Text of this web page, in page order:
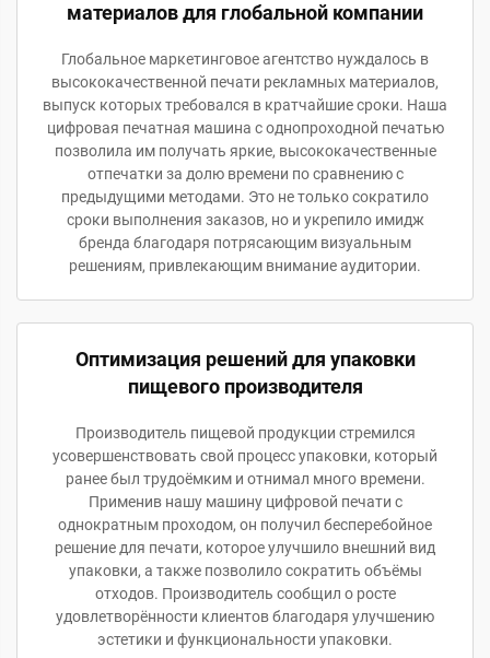
материалов для глобальной компании
Глобальное маркетинговое агентство нуждалось в
высококачественной печати рекламных материалов,
выпуск которых требовался в кратчайшие сроки. Наша
цифровая печатная машина с однопроходной печатью
позволила им получать яркие, высококачественные
отпечатки за долю времени по сравнению с
предыдущими методами. Это не только сократило
сроки выполнения заказов, но и укрепило имидж
бренда благодаря потрясающим визуальным
решениям, привлекающим внимание аудитории.
Оптимизация решений для упаковки
пищевого производителя
Производитель пищевой продукции стремился
усовершенствовать свой процесс упаковки, который
ранее был трудоёмким и отнимал много времени.
Применив нашу машину цифровой печати с
однократным проходом, он получил бесперебойное
решение для печати, которое улучшило внешний вид
упаковки, а также позволило сократить объёмы
отходов. Производитель сообщил о росте
удовлетворённости клиентов благодаря улучшению
эстетики и функциональности упаковки.